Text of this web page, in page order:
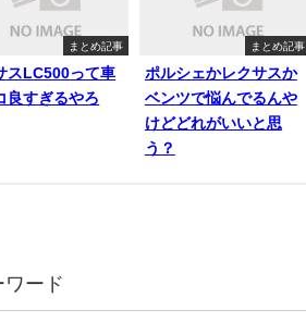
まとめ記事
スLC500って車
良すぎるやろ
まとめ記事
ポルシェかレクサスか
ベンツで悩んでるんや
けどどれがいいと思
う？
ワード